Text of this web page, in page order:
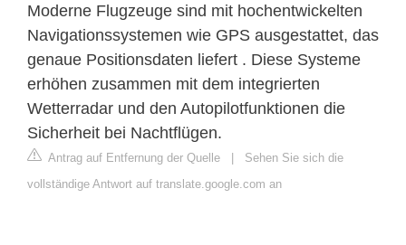
Moderne Flugzeuge sind mit hochentwickelten
Navigationssystemen wie GPS ausgestattet, das
genaue Positionsdaten liefert . Diese Systeme
erhöhen zusammen mit dem integrierten
Wetterradar und den Autopilotfunktionen die
Sicherheit bei Nachtflügen.
Antrag auf Entfernung der Quelle | Sehen Sie sich die
vollständige Antwort auf translate.google.com an